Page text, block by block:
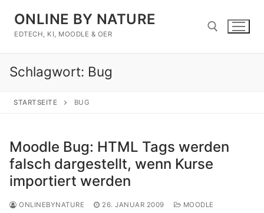
Inhalt
springen
ONLINE BY NATURE
EDTECH, KI, MOODLE & OER
Suchen nach:
Schlagwort: Bug
STARTSEITE BUG
Moodle Bug: HTML Tags werden
falsch dargestellt, wenn Kurse
importiert werden
ONLINEBYNATURE 26. JANUAR 2009
MOODLE